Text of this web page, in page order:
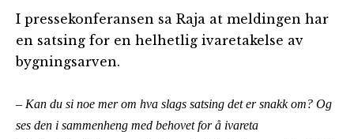
I pressekonferansen sa Raja at meldingen har
en satsing for en helhetlig ivaretakelse av
bygningsarven.
– Kan du si noe mer om hva slags satsing det er snakk om? Og
ses den i sammenheng med behovet for å ivareta